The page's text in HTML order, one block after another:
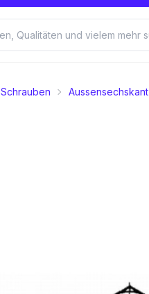
Schrauben Aussensechskant